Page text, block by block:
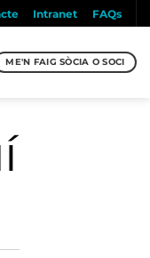
Intranet FAQs
ME'N FAIG SÒCIA O SOCI